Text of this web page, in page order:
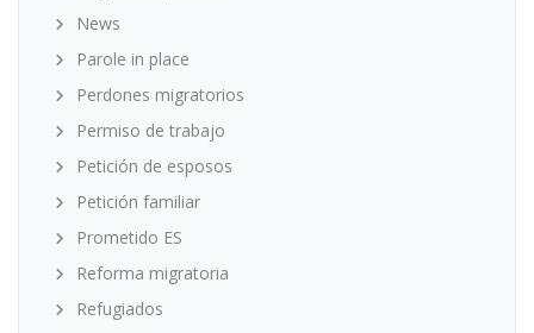
News
Parole in place
Perdones migratorios
Permiso de trabajo
Petición de esposos
Petición familiar
Prometido ES
Reforma migratoria
Refugiados